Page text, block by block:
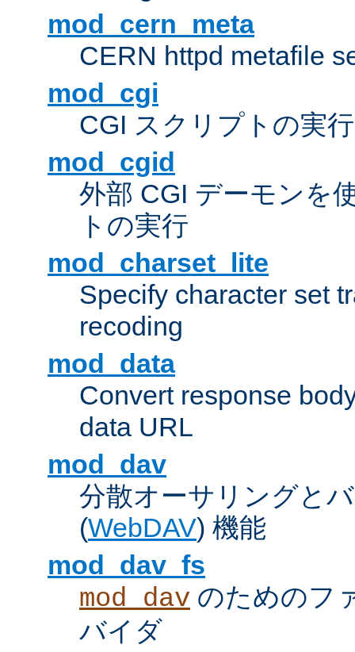
mod_cern_meta
CERN httpd metafile
mod_cgi
CGI スクリプトの実行
mod_cgid
外部 CGI デーモンを
トの実行
mod_charset_lite
Specify character set
recoding
mod_data
Convert response
data URL
mod_dav
分散オーサリングと
(WebDAV) 機能
mod_dav_fs
mod_dav のためのフ
バイダ